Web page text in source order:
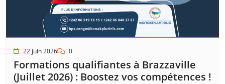
22 juin 2026 0
Formations qualifiantes à Brazzaville
(Juillet 2026) : Boostez vos compétences !